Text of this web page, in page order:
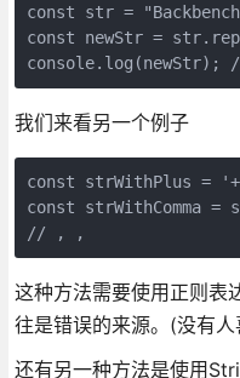
const str =
const newStr =
我们来看另一个例子
const strWithPlus =
const strWithComma
// , ,
这种方法需要使用正则表
往是错误的来源。(没有
还有另一种方法是使用